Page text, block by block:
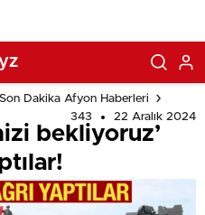
Dakika Afyon Haberleri
343
22 Aralık 2024
bekliyoruz’